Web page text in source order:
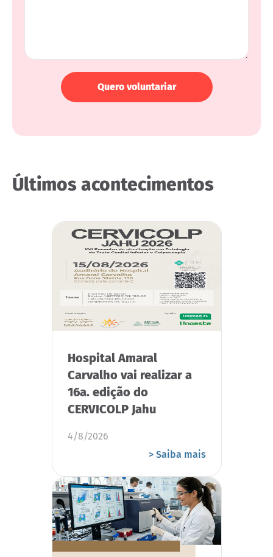
Últimos acontecimentos
Hospital Amaral
Carvalho vai realizar a
16a. edição do
CERVICOLP Jahu
4/8/2026
> Saiba mais